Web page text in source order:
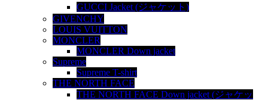
GUCCI Jacket (ジャケット)
GIVENCHY
LOUIS VUITTON
MONCLER
MONCLER Down jacket
Supreme
Supreme T-shirt
THE NORTH FACE
THE NORTH FACE Down jacket (ジャケッ